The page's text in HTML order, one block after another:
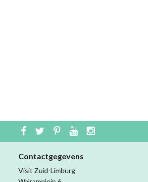
Contactgegevens
Visit Zuid-Limburg